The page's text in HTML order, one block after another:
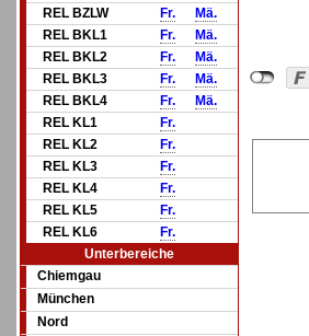
REL BZLW
Fr.
Mä.
REL BKL1
Fr.
Mä.
REL BKL2
Fr.
Mä.
REL BKL3
Fr.
Mä.
REL BKL4
Fr.
Mä.
REL KL1
Fr.
REL KL2
Fr.
REL KL3
Fr.
REL KL4
Fr.
REL KL5
Fr.
REL KL6
Fr.
Unterbereiche
Chiemgau
München
Nord